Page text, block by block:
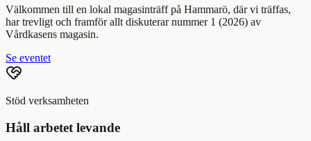
Välkommen till en lokal magasinträff på Hammarö, där vi träffas,
har trevligt och framför allt diskuterar nummer 1 (2026) av
Vårdkasens magasin.
Se eventet
Stöd verksamheten
Håll arbetet levande